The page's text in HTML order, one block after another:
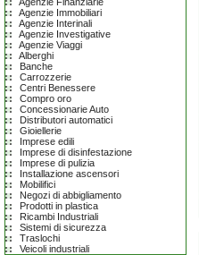
Agenzie Immobiliari
Agenzie Interinali
Agenzie Investigative
Agenzie Viaggi
Alberghi
Banche
Carrozzerie
Centri Benessere
Compro oro
Concessionarie Auto
Distributori automatici
Gioiellerie
Imprese edili
Imprese di disinfestazione
Imprese di pulizia
Installazione ascensori
Mobilifici
Negozi di abbigliamento
Prodotti in plastica
Ricambi Industriali
Sistemi di sicurezza
Traslochi
Veicoli industriali